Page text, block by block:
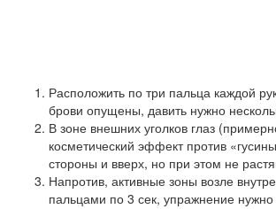
Расположить по три пальца каждой
брови опущены, давить нужно
В зоне внешних уголков глаз
косметический эффект против
стороны и вверх, но при этом не
Напротив, активные зоны возле
пальцами по 3 сек, упражнение нужно